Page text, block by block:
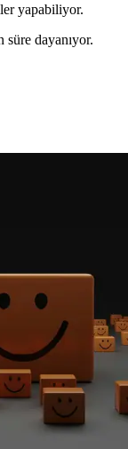
yapabiliyor.
süre dayanıyor.